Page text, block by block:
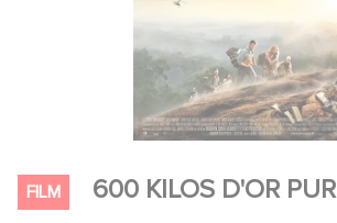
FILM 600 KILOS D'OR PUR